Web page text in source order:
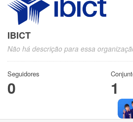
IBICT
Não há descrição para essa
Seguidores
0 1